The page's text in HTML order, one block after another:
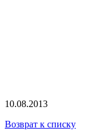
10.08.2013
Возврат к списку